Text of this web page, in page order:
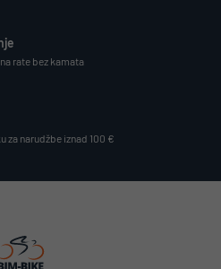
rate bez kamata
za narudžbe iznad 100 €